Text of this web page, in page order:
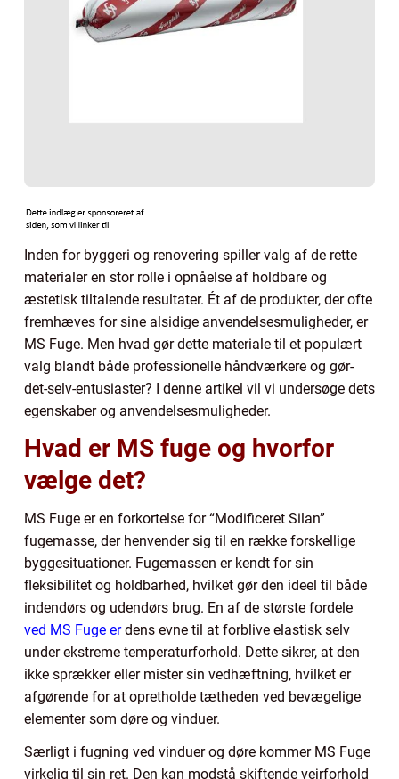
Inden for byggeri og renovering spiller valg af de rette
materialer en stor rolle i opnåelse af holdbare og
æstetisk tiltalende resultater. Ét af de produkter, der ofte
fremhæves for sine alsidige anvendelsesmuligheder, er
MS Fuge. Men hvad gør dette materiale til et populært
valg blandt både professionelle håndværkere og gør-
det-selv-entusiaster? I denne artikel vil vi undersøge dets
egenskaber og anvendelsesmuligheder.
Hvad er MS fuge og hvorfor
vælge det?
MS Fuge er en forkortelse for “Modificeret Silan”
fugemasse, der henvender sig til en række forskellige
byggesituationer. Fugemassen er kendt for sin
fleksibilitet og holdbarhed, hvilket gør den ideel til både
indendørs og udendørs brug. En af de største fordele
ved MS Fuge erdens evne til at forblive elastisk selv
under ekstreme temperaturforhold. Dette sikrer, at den
ikke sprækker eller mister sin vedhæftning, hvilket er
afgørende for at opretholde tætheden ved bevægelige
elementer som døre og vinduer.
Særligt i fugning ved vinduer og døre kommer MS Fuge
virkelig til sin ret. Den kan modstå skiftende vejrforhold